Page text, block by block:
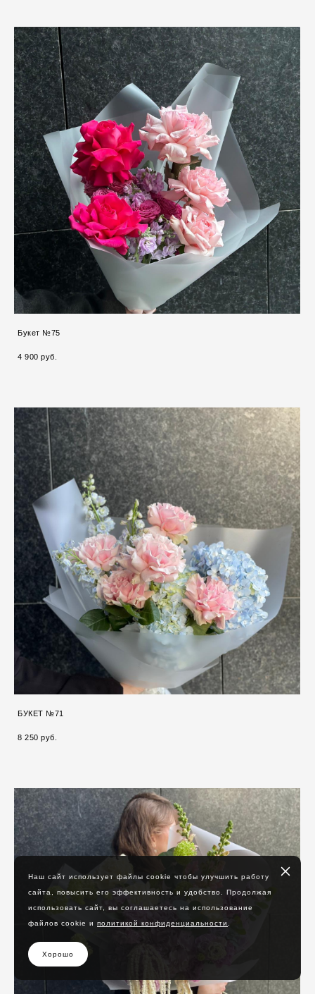
Букет №75
4 900 pуб.
БУКЕТ №71
8 250 pуб.
Наш сайт использует файлы cookie чтобы улучшить работу
сайта, повысить его эффективность и удобство. Продолжая
использовать сайт, вы соглашаетесь на использование
файлов cookie и политикой конфиденциальности
Хорошо